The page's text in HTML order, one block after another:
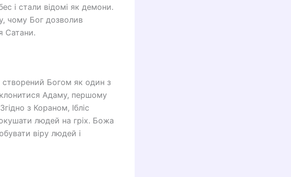
і стали відомі як демони.
чому Бог дозволив
Сатани.
створений Богом як один з
Адаму, першому
з Кораном, Ібліс
людей на гріх. Божа
віру людей і